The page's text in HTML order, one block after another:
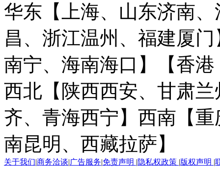
华东【上海、山东济南
昌、浙江温州、福建厦门
南宁、海南海口】
【香
西北【陕西西安、甘肃
齐、青海西宁】 西南【
南昆明、西藏拉萨】
关于我们|商务洽谈|广告服务|免责声明 |隐私权政策 |版权声明 |